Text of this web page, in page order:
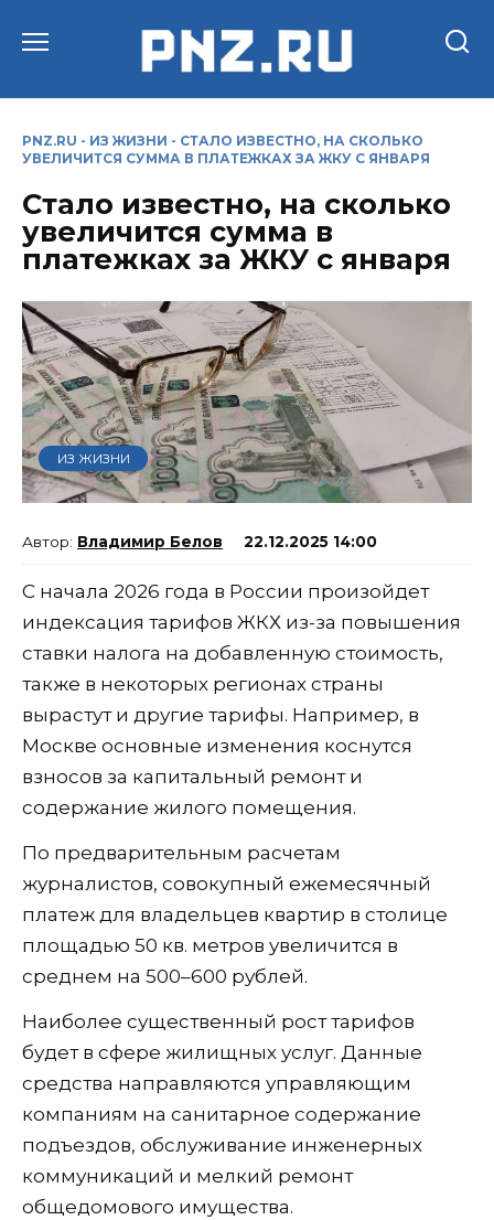
PNZ.RU - ИЗ ЖИЗНИ - СТАЛО ИЗВЕСТНО, НА СКОЛЬКО
УВЕЛИЧИТСЯ СУММА В ПЛАТЕЖКАХ ЗА ЖКУ С ЯНВАРЯ
Стало известно, на сколько
увеличится сумма в
платежках за ЖКУ с января
ИЗ ЖИЗНИ
Владимир Белов 22.12.2025 14:00
С начала 2026 года в России произойдет
индексация тарифов ЖКХ из-за повышения
ставки налога на добавленную стоимость,
также в некоторых регионах страны
вырастут и другие тарифы. Например, в
Москве основные изменения коснутся
взносов за капитальный ремонт и
содержание жилого помещения.
По предварительным расчетам
журналистов, совокупный ежемесячный
платеж для владельцев квартир в столице
площадью 50 кв. метров увеличится в
среднем на 500–600 рублей.
Наиболее существенный рост тарифов
будет в сфере жилищных услуг. Данные
средства направляются управляющим
компаниям на санитарное содержание
подъездов, обслуживание инженерных
коммуникаций и мелкий ремонт
общедомового имущества.